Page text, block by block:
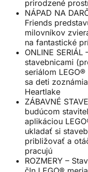
prirodzené
NÁPAD NA
Friends
milovníkov
na fantastické
ONLINE
stavebnicami
seriálom
sa deti
Heartlake
ZÁBAVNÉ
budúcom
aplikáciou
ukladať si
približovať a
pracujú
ROZMERY –